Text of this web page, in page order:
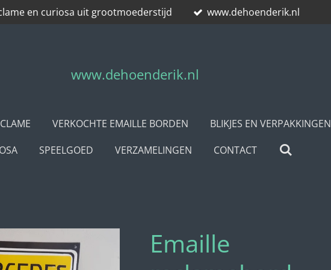
en curiosa uit grootmoederstijd www.dehoenderik.nl
www.dehoenderik.nl
VERKOCHTE EMAILLE BORDEN
BLIKJES EN VERPAKKINGEN
SPEELGOED VERZAMELINGEN CONTACT
Emaille